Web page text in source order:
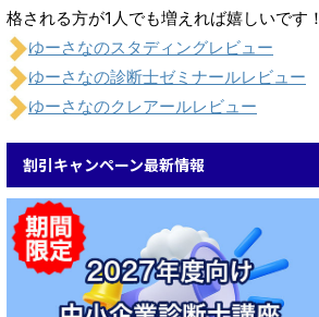
格される方が1人でも増えれば嬉しいです！
ゆーさなのスタディングレビュー
ゆーさなの診断士ゼミナールレビュー
ゆーさなのクレアールレビュー
割引キャンペーン最新情報